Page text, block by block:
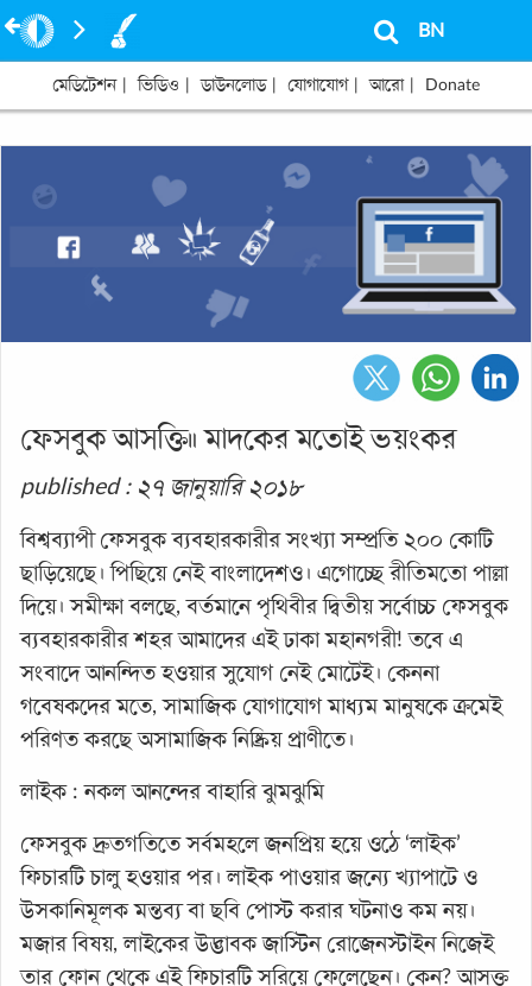
BN
মেডিটেশন ভিডিও ডাউনলোড যোগাযোগ আরো Donate
ফেসবুক আসক্তি॥ মাদকের মতোই ভয়ংকর
published : ২৭ জানুয়ারি ২০১৮
বিশ্বব্যাপী ফেসবুক ব্যবহারকারীর সংখ্যা সম্প্রতি ২০০ কোটি
ছাড়িয়েছে। পিছিয়ে নেই বাংলাদেশও। এগোচ্ছে রীতিমতো পাল্লা
দিয়ে। সমীক্ষা বলছে, বর্তমানে পৃথিবীর দ্বিতীয় সর্বোচ্চ ফেসবুক
ব্যবহারকারীর শহর আমাদের এই ঢাকা মহানগরী! তবে এ
সংবাদে আনন্দিত হওয়ার সুযোগ নেই মোটেই। কেননা
গবেষকদের মতে, সামাজিক যোগাযোগ মাধ্যম মানুষকে ক্রমেই
পরিণত করছে অসামাজিক নিষ্ক্রিয় প্রাণীতে।
লাইক : নকল আনন্দের বাহারি ঝুমঝুমি
ফেসবুক দ্রুতগতিতে সর্বমহলে জনপ্রিয় হয়ে ওঠে ‘লাইক’
ফিচারটি চালু হওয়ার পর। লাইক পাওয়ার জন্যে খ্যাপাটে ও
উসকানিমূলক মন্তব্য বা ছবি পোস্ট করার ঘটনাও কম নয়।
মজার বিষয়, লাইকের উদ্ভাবক জাস্টিন রোজেনস্টাইন নিজেই
তার ফোন থেকে এই ফিচারটি সরিয়ে ফেলেছেন। কেন? আসক্ত